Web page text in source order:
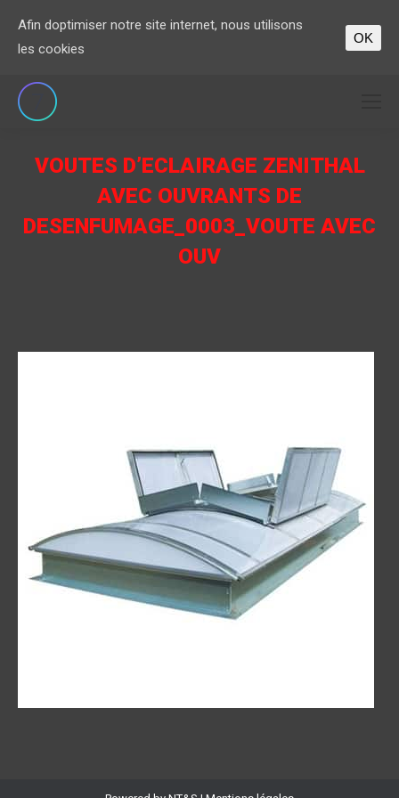
VOUTES D’ECLAIRAGE ZENITHAL
AVEC OUVRANTS DE
DESENFUMAGE_0003_VOUTE AVEC
OUV
Afin doptimiser notre site internet, nous utilisons
les cookies
OK